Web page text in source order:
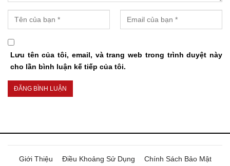
Lưu tên của tôi, email, và trang web trong trình duyệt này
cho lần bình luận kế tiếp của tôi.
Giới Thiệu Điều Khoảng Sử Dụng Chính Sách Bảo Mật